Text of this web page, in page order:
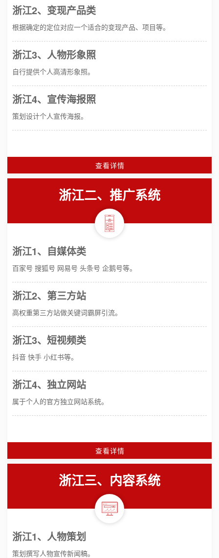
浙江2、变现产品类
根据确定的定位对应一个适合的变现产品、项目等。
浙江3、人物形象照
自行提供个人高清形象照。
浙江4、宣传海报照
策划设计个人宣传海报。
查看详情
浙江二、推广系统
浙江1、自媒体类
百家号 搜狐号 网易号 头条号 企鹅号等。
浙江2、第三方站
高权重第三方站做关键词霸屏引流。
浙江3、短视频类
抖音 快手 小红书等。
浙江4、独立网站
属于个人的官方独立网站系统。
查看详情
浙江三、内容系统
浙江1、人物策划
策划撰写人物宣传新闻稿。